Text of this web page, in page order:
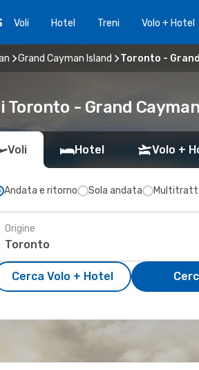
Voli Hotel Treni Volo + Hotel
Grand Cayman Island Toronto -
Toronto - Grand
Voli Hotel Volo +
Andata e ritorno Sola andata
Origine
Cerca Volo + Hotel